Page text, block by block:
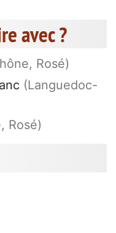
avec ?
Rosé)
(Languedoc-
Rosé)